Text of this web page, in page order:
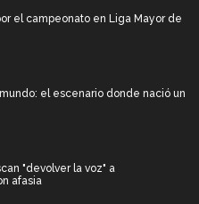
el campeonato en Liga Mayor de
el escenario donde nació un
"devolver la voz" a
afasia